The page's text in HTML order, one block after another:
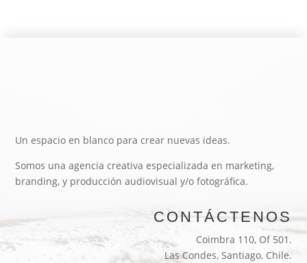
Un espacio en blanco para crear nuevas ideas.
Somos una agencia creativa especializada en marketing,
branding, y producción audiovisual y/o fotográfica.
CONTÁCTENOS
Coimbra 110, Of 501.
Las Condes, Santiago, Chile.